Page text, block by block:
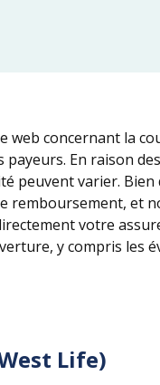
web concernant la
En raison
peuvent varier.
et
votre
y compris les
Life)